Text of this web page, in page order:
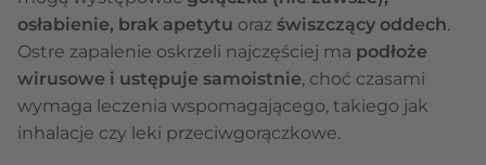
osłabienie, brak apetytu oraz świszczący oddech.
Ostre zapalenie oskrzeli najczęściej ma podłoże
wirusowe i ustępuje samoistnie, choć czasami
wymaga leczenia wspomagającego, takiego jak
inhalacje czy leki przeciwgorączkowe.